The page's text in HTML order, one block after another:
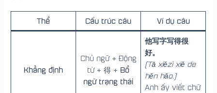
Thể Cấu trúc câu Ví dụ câu
Khẳng định
Chủ ngữ + Động
từ + 得 + Bổ
ngữ trạng thái
他写字写得很
好。
(Tā xiězì xiě de
hěn hǎo.)
Anh ấy viết chữ